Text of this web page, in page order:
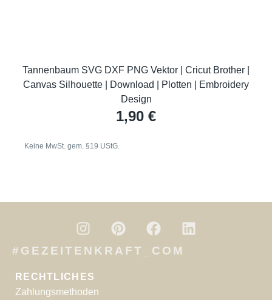
Tannenbaum SVG DXF PNG Vektor | Cricut Brother |
Canvas Silhouette | Download | Plotten | Embroidery
Design
1,90 €
Keine MwSt. gem. §19 UStG.
#GEZEITENKRAFT_COM
RECHTLICHES
Zahlungsmethoden